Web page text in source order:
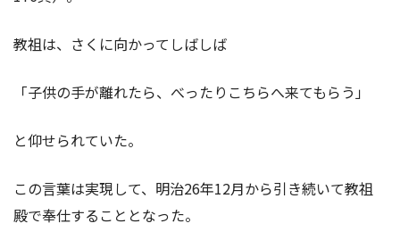
教祖は、さくに向かってしばしば
「子供の手が離れたら、べったりこちらへ来てもらう」
と仰せられていた。
この言葉は実現して、明治26年12月から引き続いて教祖
殿で奉仕することとなった。